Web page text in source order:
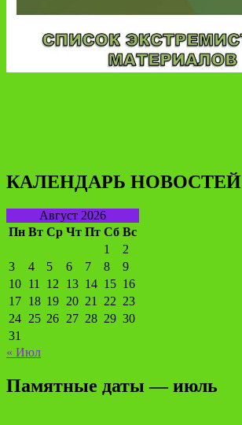
КАЛЕНДАРЬ НОВОСТЕЙ
Август 2026
Пн Вт Ср Чт Пт Сб Вс
1
2
3
4 5 6 7 8
9
10 11 12 13 14 15 16
17 18 19 20 21 22 23
24 25 26 27 28 29 30
31
« Июл
Памятные даты — июль